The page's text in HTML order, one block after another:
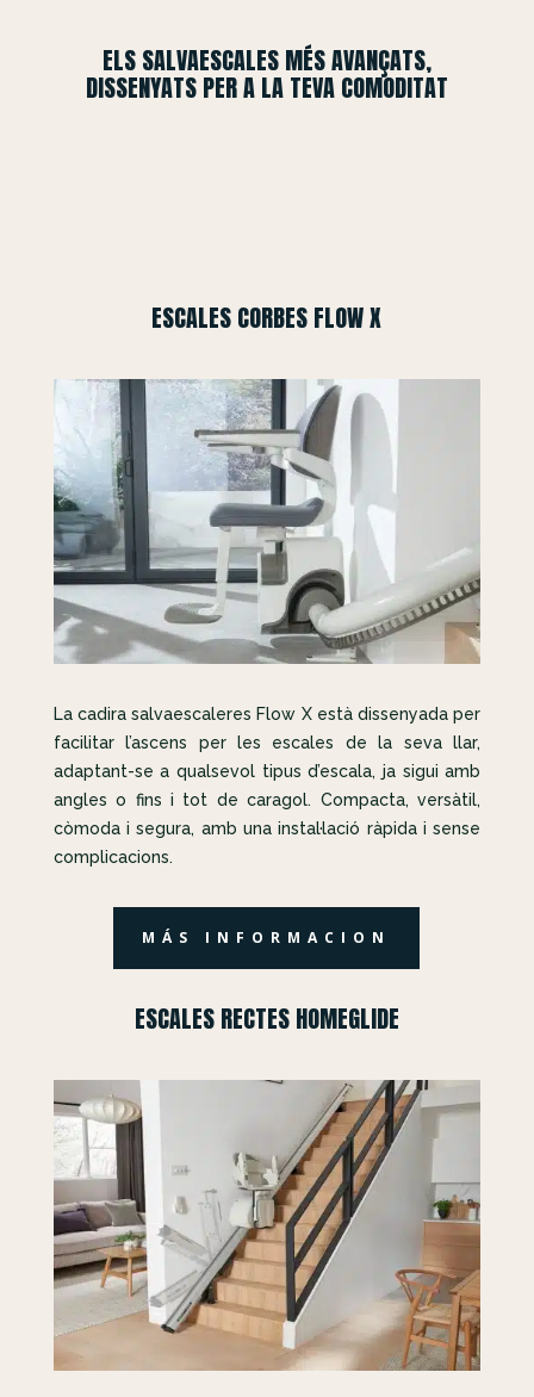
ELS SALVAESCALES MÉS AVANÇATS,
DISSENYATS PER A LA TEVA COMODITAT
ESCALES CORBES FLOW X
La cadira salvaescaleres Flow X està dissenyada per
facilitar l’ascens per les escales de la seva llar,
adaptant-se a qualsevol tipus d’escala, ja sigui amb
angles o fins i tot de caragol. Compacta, versàtil,
còmoda i segura, amb una instal·lació ràpida i sense
complicacions.
MÁS INFORMACION
ESCALES RECTES HOMEGLIDE